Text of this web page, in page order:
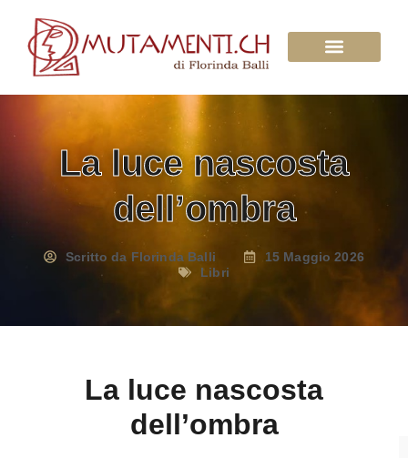
La luce nascosta
dell’ombra
Scritto da Florinda Balli
15 Maggio 2026
Libri
La luce nascosta
dell’ombra